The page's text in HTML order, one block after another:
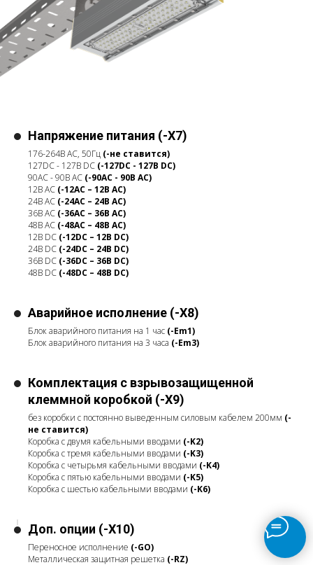
Напряжение питания (-X7)
176-264В АС, 50Гц (-не ставится)
127DC - 127В DC (-127DC - 127В DC)
90АС - 90В АС (-90АС - 90В АС)
12В AC (-12AC – 12В AC)
24В AC (-24AC – 24В AC)
36В AC (-36AC – 36В AC)
48В AC (-48AC – 48В AC)
12В DC (-12DC – 12В DC)
24В DC (-24DC – 24В DC)
36В DC (-36DC – 36В DC)
48В DC (-48DC – 48В DC)
Аварийное исполнение (-X8)
Блок аварийного питания на 1 час (-Em1)
Блок аварийного питания на 3 часа (-Em3)
Комплектация с взрывозащищенной
клеммной коробкой (-X9)
без коробки с постоянно выведенным силовым кабелем 200мм (-
не ставится)
Коробка с двумя кабельными вводами (-K2)
Коробка с тремя кабельными вводами (-K3)
Коробка с четырьмя кабельными вводами (-K4)
Коробка с пятью кабельными вводами (-K5)
Коробка с шестью кабельными вводами (-K6)
Доп. опции (-X10)
Переносное исполнение (-GO)
Металлическая защитная решетка (-RZ)